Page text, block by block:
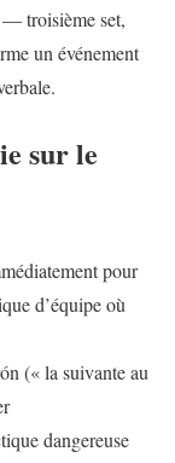
— troisième set,
un événement
sur le
pour
d’équipe où
(« la suivante au
dangereuse